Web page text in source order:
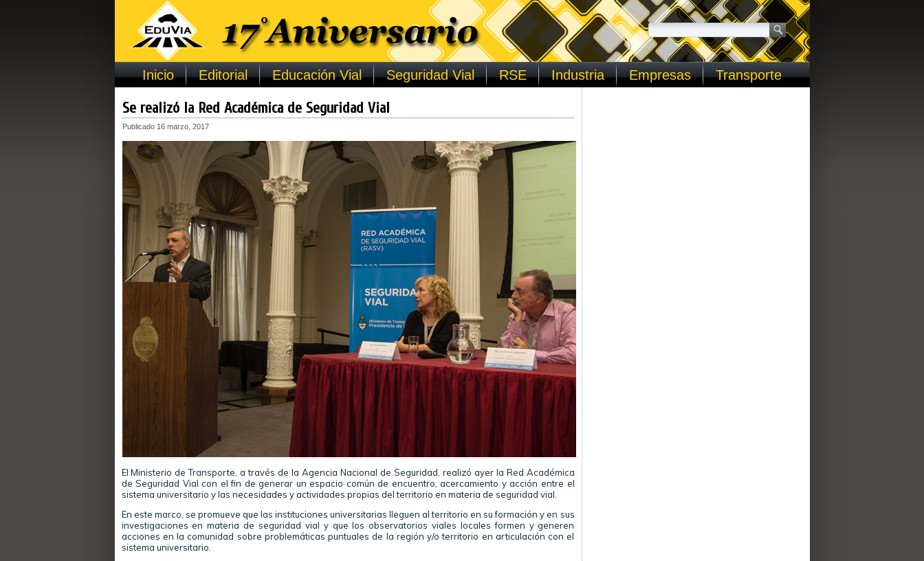
Inicio Editorial Educación Vial Seguridad Vial RSE Industria Empresas Transporte
Se realizó la Red Académica de Seguridad Vial
Publicado 16 marzo, 2017
El Ministerio de Transporte, a través de la Agencia Nacional de Seguridad, realizó ayer la Red Académica
de Seguridad Vial con el fin de generar un espacio común de encuentro, acercamiento y acción entre el
sistema universitario y las necesidades y actividades propias del territorio en materia de seguridad vial.
En este marco, se promueve que las instituciones universitarias lleguen al territorio en su formación y en sus
investigaciones en materia de seguridad vial y que los observatorios viales locales formen y generen
acciones en la comunidad sobre problemáticas puntuales de la región y/o territorio en articulación con el
sistema universitario.